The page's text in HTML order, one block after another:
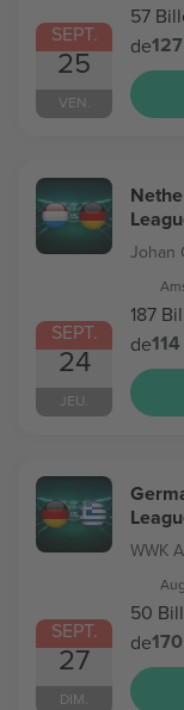
SEPT.
25
VEN.
57
de
SEPT.
24
JEU.
Johan
187
de
SEPT.
27
DIM.
WWK
50
de